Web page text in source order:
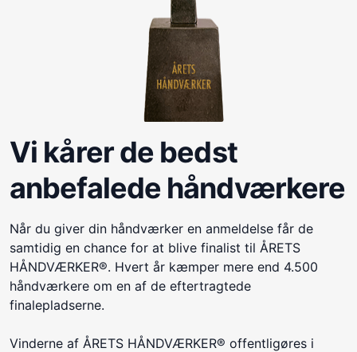
Vi kårer de bedst
anbefalede håndværkere
Når du giver din håndværker en anmeldelse får de
samtidig en chance for at blive finalist til ÅRETS
HÅNDVÆRKER®. Hvert år kæmper mere end 4.500
håndværkere om en af de eftertragtede
finalepladserne.
Vinderne af ÅRETS HÅNDVÆRKER® offentligøres i